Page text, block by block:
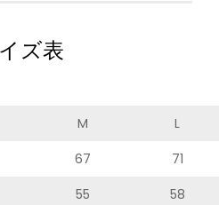
ズ表
M
L
67
71
55
58